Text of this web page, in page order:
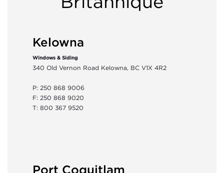
Kelowna
Windows & Siding
340 Old Vernon Road Kelowna, BC V1X 4R2
P: 250 868 9006
F: 250 868 9020
T: 800 367 9520
Port Coquitlam